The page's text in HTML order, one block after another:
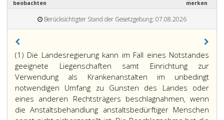
beobachten merken
Berücksichtigter Stand der Gesetzgebung: 07.08.2026
(1) Die Landesregierung kann im Fall eines Notstandes
geeignete Liegenschaften samt Einrichtung zur
Verwendung als Krankenanstalten im unbedingt
notwendigen Umfang zu Gunsten des Landes oder
eines anderen Rechtsträgers beschlagnahmen, wenn
die Anstaltsbehandlung anstaltsbedürftiger Menschen